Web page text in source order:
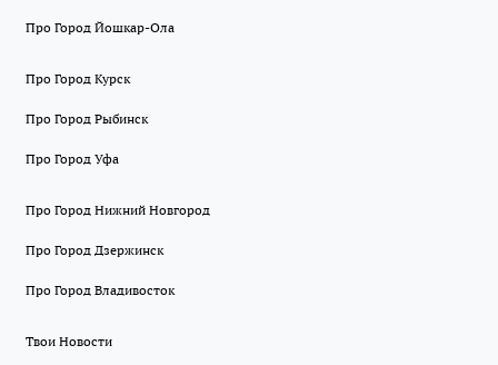
Про Город Йошкар-Ола
Про Город Курск
Про Город Рыбинск
Про Город Уфа
Про Город Нижний Новгород
Про Город Дзержинск
Про Город Владивосток
Твои Новости